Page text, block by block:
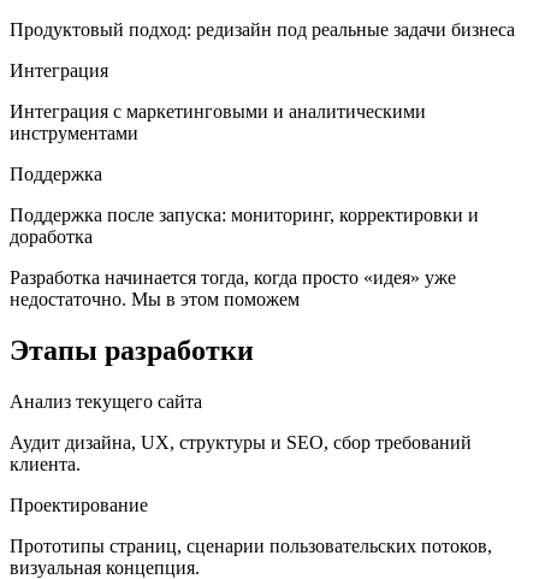
Продуктовый подход: редизайн под реальные задачи бизнеса
Интеграция
Интеграция с маркетинговыми и аналитическими
инструментами
Поддержка
Поддержка после запуска: мониторинг, корректировки и
доработка
Разработка начинается тогда, когда просто «идея» уже
недостаточно. Мы в этом поможем
Этапы разработки
Анализ текущего сайта
Аудит дизайна, UX, структуры и SEO, сбор требований
клиента.
Проектирование
Прототипы страниц, сценарии пользовательских потоков,
визуальная концепция.